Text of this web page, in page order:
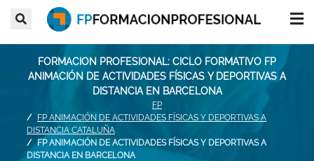
FORMACION PROFESIONAL: CICLO FORMATIVO FP
ANIMACIÓN DE ACTIVIDADES FÍSICAS Y DEPORTIVAS A
DISTANCIA EN BARCELONA
FP
FP ANIMACIÓN DE ACTIVIDADES FÍSICAS Y DEPORTIVAS A
DISTANCIA CATALUÑA
FP ANIMACIÓN DE ACTIVIDADES FÍSICAS Y DEPORTIVAS A
DISTANCIA EN BARCELONA